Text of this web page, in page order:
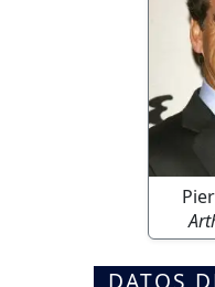
DATOS